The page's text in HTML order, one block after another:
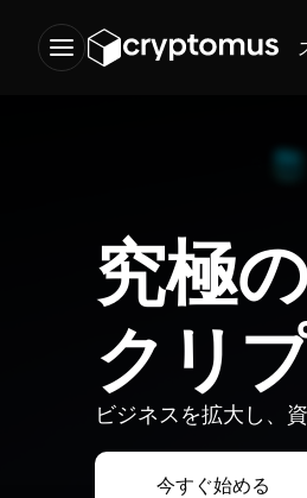
究極
クリ
ビジネスを拡大し、
今すぐ始める